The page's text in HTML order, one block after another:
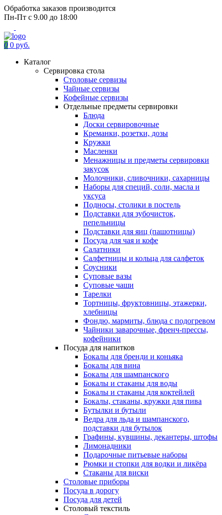
Обработка заказов производится
Пн-Пт с 9.00 до 18:00
0 0 руб.
Каталог
Сервировка стола
Столовые сервизы
Чайные сервизы
Кофейные сервизы
Отдельные предметы сервировки
Блюда
Доски сервировочные
Креманки, розетки, дозы
Кружки
Масленки
Менажницы и предметы сервировки
закусок
Молочники, сливочники, сахарницы
Наборы для специй, соли, масла и
уксуса
Подносы, столики в постель
Подставки для зубочисток,
пепельницы
Подставки для яиц (пашотницы)
Посуда для чая и кофе
Салатники
Салфетницы и кольца для салфеток
Соусники
Суповые вазы
Суповые чаши
Тарелки
Тортницы, фруктовницы, этажерки,
хлебницы
Фондю, мармиты, блюда с подогревом
Чайники заварочные, френч-прессы,
кофейники
Посуда для напитков
Бокалы для бренди и коньяка
Бокалы для вина
Бокалы для шампанского
Бокалы и стаканы для воды
Бокалы и стаканы для коктейлей
Бокалы, стаканы, кружки для пива
Бутылки и бутыли
Ведра для льда и шампанского,
подставки для бутылок
Графины, кувшины, декантеры, штофы
Лимонадники
Подарочные питьевые наборы
Рюмки и стопки для водки и ликёра
Стаканы для виски
Столовые приборы
Посуда в дорогу
Посуда для детей
Столовый текстиль